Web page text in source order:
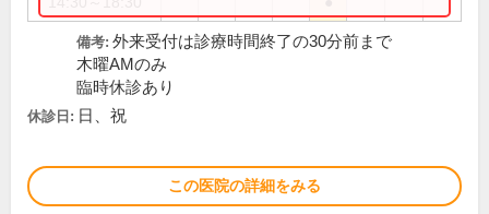
備考: 外来受付は診療時間終了の30分前まで
木曜AMのみ
臨時休診あり
休診日: 日、祝
この医院の詳細をみる